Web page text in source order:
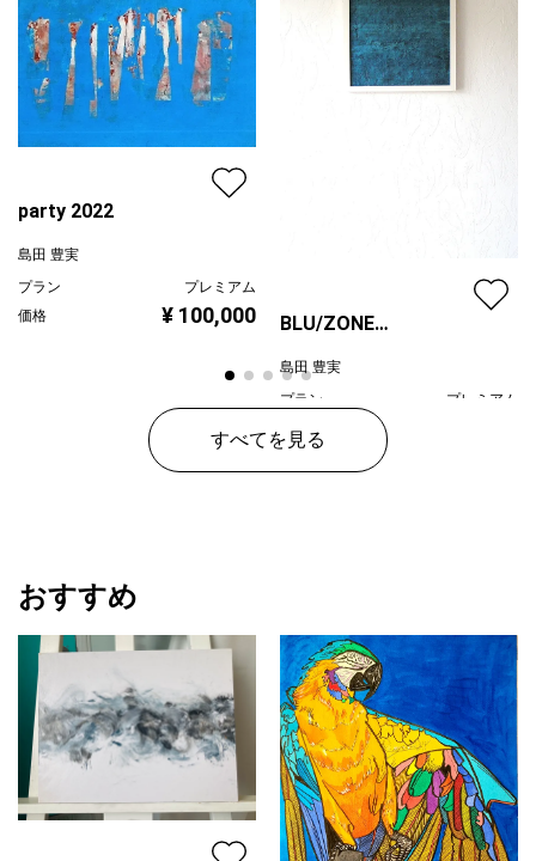
party 2022
島田 豊実
プラン
プレミアム
価格
¥ 100,000
BLU/ZONE
島田 豊実
プラン
プレミアム
価格
すべてを見る
おすすめ